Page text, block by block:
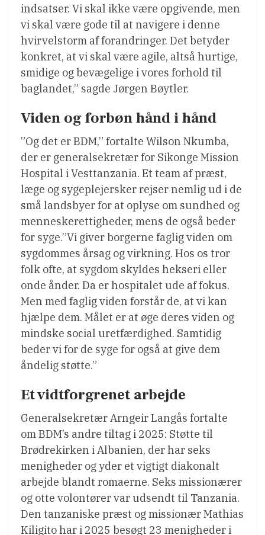
indsatser. Vi skal ikke være opgivende, men
vi skal være gode til at navigere i denne
hvirvelstorm af forandringer. Det betyder
konkret, at vi skal være agile, altså hurtige,
smidige og bevægelige i vores forhold til
baglandet,” sagde Jørgen Bøytler.
Viden og forbøn hånd i hånd
”Og det er BDM,” fortalte Wilson Nkumba,
der er generalsekretær for Sikonge Mission
Hospital i Vesttanzania. Et team af præst,
læge og sygeplejersker rejser nemlig ud i de
små landsbyer for at oplyse om sundhed og
menneskerettigheder, mens de også beder
for syge.”Vi giver borgerne faglig viden om
sygdommes årsag og virkning. Hos os tror
folk ofte, at sygdom skyldes hekseri eller
onde ånder. Da er hospitalet ude af fokus.
Men med faglig viden forstår de, at vi kan
hjælpe dem. Målet er at øge deres viden og
mindske social uretfærdighed. Samtidig
beder vi for de syge for også at give dem
åndelig støtte.”
Et vidtforgrenet arbejde
Generalsekretær Arngeir Langås fortalte
om BDM’s andre tiltag i 2025: Støtte til
Brødrekirken i Albanien, der har seks
menigheder og yder et vigtigt diakonalt
arbejde blandt romaerne. Seks missionærer
og otte volontører var udsendt til Tanzania.
Den tanzaniske præst og missionær Mathias
Kiligito har i 2025 besøgt 23 menigheder i